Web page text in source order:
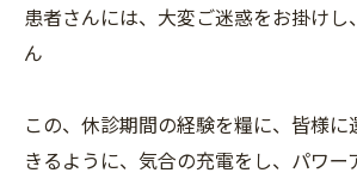
患者さんには、大変ご迷惑をお掛けし
ん
この、休診期間の経験を糧に、皆様
きるように、気合の充電をし、パワー